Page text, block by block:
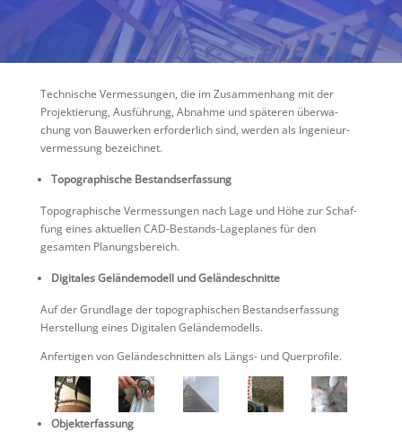
Techni­sche Vermes­sungen, die im Zusam­men­hang mit der
Projek­tie­rung, Ausfüh­rung, Abnahme und späteren überwa­
chung von Bauwerken erfor­der­lich sind, werden als Ingenieur­
ver­mes­sung bezeichnet.
Topogra­phi­sche Bestandserfassung
Topogra­phi­sche Vermes­sungen nach Lage und Höhe zur Schaf­
fung eines aktuellen CAD-Bestands-Lageplanes für den
gesamten Planungsbereich.
Digitales Gelän­de­mo­dell und Geländeschnitte
Auf der Grund­lage der topogra­phi­schen Bestands­er­fas­sung
Herstel­lung eines Digitalen Geländemodells.
Anfer­tigen von Gelän­de­schnitten als Längs- und Querprofile.
Objekterfassung